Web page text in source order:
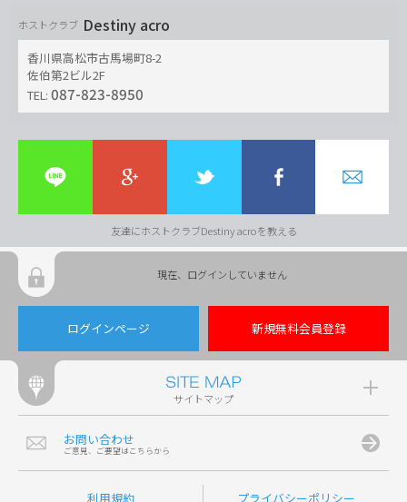
ホストクラブ Destiny acro
香川県高松市古馬場町8-2
佐伯第2ビル2F
TEL: 087-823-8950
友達にホストクラブDestiny acroを教える
現在、ログインしていません
ログインページ 新規無料会員登録
サイトマップ
お問い合わせ
ご意見、ご要望はこちらから
利用規約 プライバシーポリシー